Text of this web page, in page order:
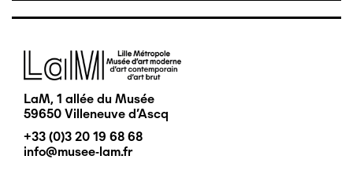
Image
LaM, 1 allée du Musée
59650 Villeneuve d'Ascq
+33 (0)3 20 19 68 68
info@musee-lam.fr